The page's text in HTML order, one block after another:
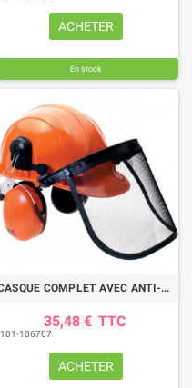
ACHETER
En stock
CASQUE COMPLET AVEC ANTI-BRUIT ET VISIERE
35,48 € TTC
101-106707
ACHETER